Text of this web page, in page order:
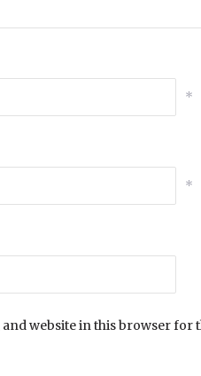
*
*
and website in this browser for